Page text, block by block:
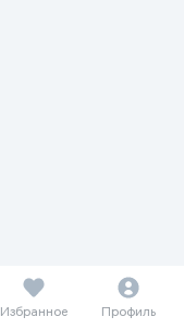
Избранное Профиль